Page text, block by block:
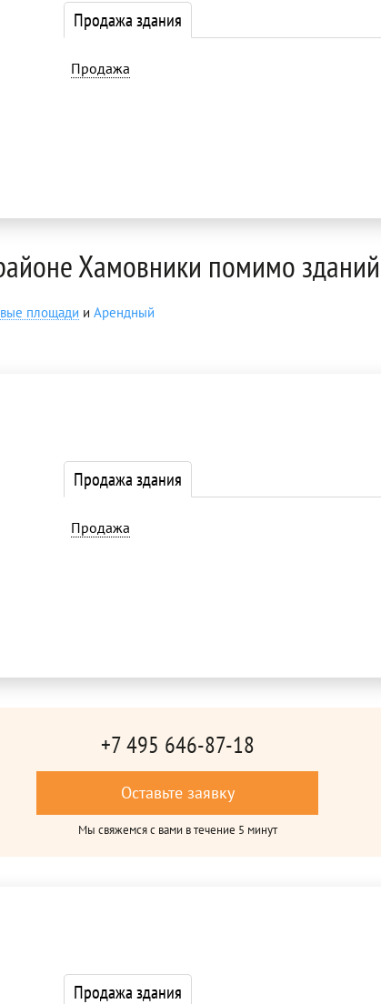
Продажа здания
Продажа
Хамовники помимо зданий
площади и Арендный
Продажа здания
Продажа
+7 495 646-87-18
Оставьте заявку
Мы свяжемся с вами в течение 5 минут
Продажа здания